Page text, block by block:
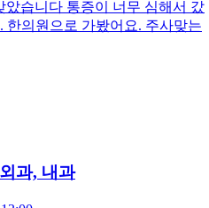
았습니다 통증이 너무 심해서 갔
한의원으로 가봤어요. 주사맞는
과, 내과